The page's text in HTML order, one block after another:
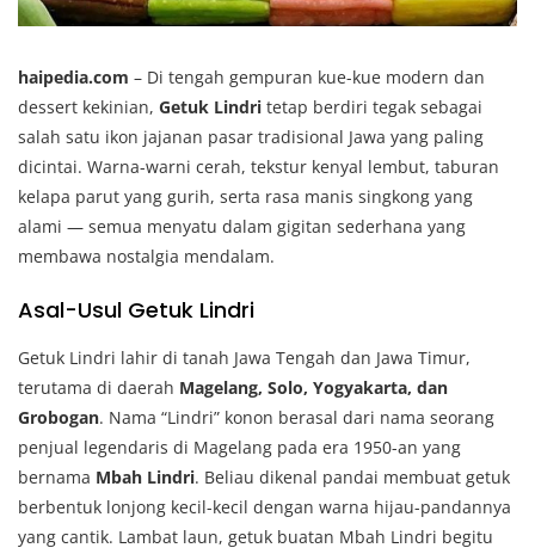
haipedia.com – Di tengah gempuran kue-kue modern dan
dessert kekinian, Getuk Lindri tetap berdiri tegak sebagai
salah satu ikon jajanan pasar tradisional Jawa yang paling
dicintai. Warna-warni cerah, tekstur kenyal lembut, taburan
kelapa parut yang gurih, serta rasa manis singkong yang
alami — semua menyatu dalam gigitan sederhana yang
membawa nostalgia mendalam.
Asal-Usul Getuk Lindri
Getuk Lindri lahir di tanah Jawa Tengah dan Jawa Timur,
terutama di daerah Magelang, Solo, Yogyakarta, dan
Grobogan. Nama “Lindri” konon berasal dari nama seorang
penjual legendaris di Magelang pada era 1950-an yang
bernama Mbah Lindri. Beliau dikenal pandai membuat getuk
berbentuk lonjong kecil-kecil dengan warna hijau-pandannya
yang cantik. Lambat laun, getuk buatan Mbah Lindri begitu